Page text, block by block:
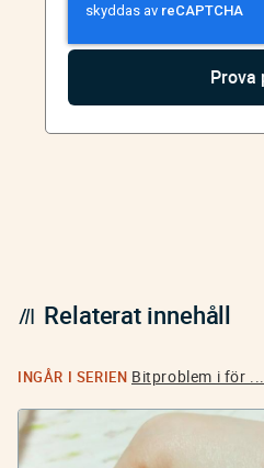
Relaterat innehåll
INGÅR I SERIEN Bitproblem i för ...